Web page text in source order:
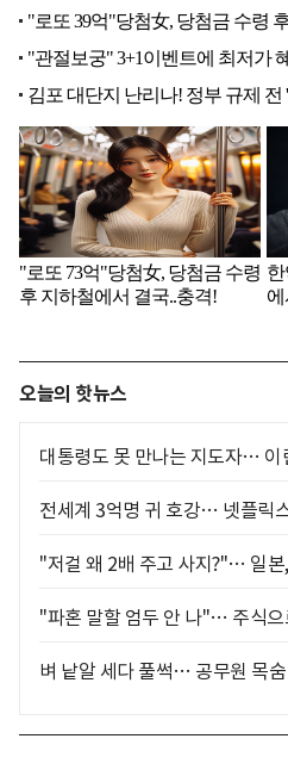
오늘의 핫뉴스
대통령도 못 만나는 지도자… 이
전세계 3억명 귀 호강… 넷플릭
"저걸 왜 2배 주고 사지?"… 일본
"파혼 말할 엄두 안 나"… 주식으
벼 낱알 세다 풀썩… 공무원 목